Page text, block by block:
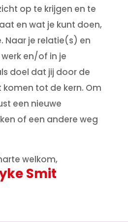
op te krijgen en te
en wat je kunt doen,
Naar je relatie(s) en
en/of in je
doel dat jij door de
komen tot de kern. Om
een nieuwe
of een andere weg
welkom,
Smit